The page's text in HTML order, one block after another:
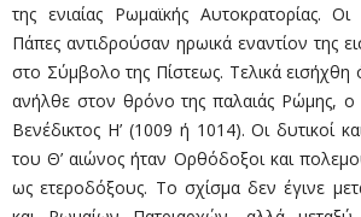
της ενιαίας Ρωμαϊκής Αυτοκρατορίας.
Πάπες αντιδρούσαν ηρωικά εναντίον της
στο Σύμβολο της Πίστεως. Τελικά
ανήλθε στον θρόνο της παλαιάς Ρώμης, ο
Βενέδικτος Η’ (1009 ή 1014). Οι δυτικοί
του Θ’ αιώνος ήταν Ορθόδοξοι και
ως ετεροδόξους. Το σχίσμα δεν έγινε